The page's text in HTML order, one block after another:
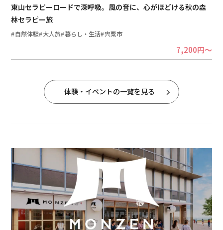
東山セラピーロードで深呼吸。風の音に、心がほどける秋の森
林セラピー旅
自然体験 大人旅 暮らし・生活 宍粟市
7,200円～
体験・イベントの一覧を見る